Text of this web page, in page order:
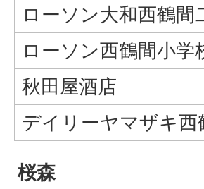
ローソン大和西鶴間
ローソン西鶴間小学
秋田屋酒店
デイリーヤマザキ西
桜森